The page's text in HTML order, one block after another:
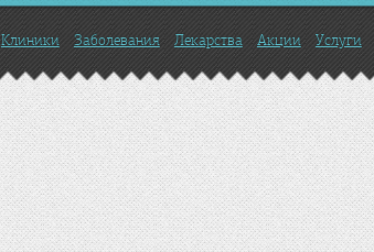
Клиники Заболевания Лекарства Акции Услуги